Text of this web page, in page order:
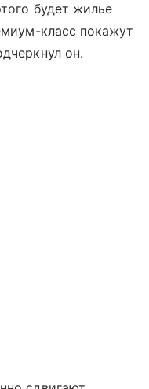
будет жилье
класс покажут
он.